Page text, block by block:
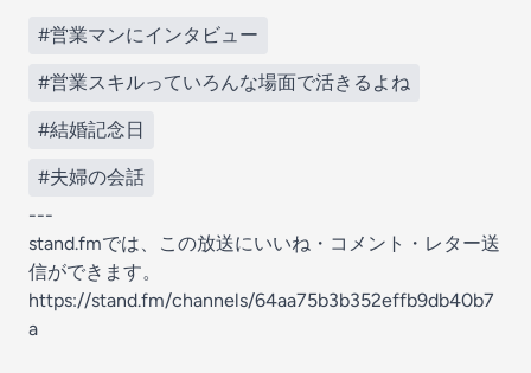
#営業マンにインタビュー
#営業スキルっていろんな場面で活きるよね
#結婚記念日
#夫婦の会話
---
stand.fmでは、この放送にいいね・コメント・レター送
信ができます。
https://stand.fm/channels/64aa75b3b352effb9db40b7
a